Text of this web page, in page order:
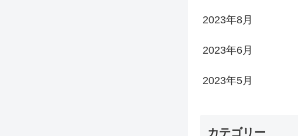
2023年8月
2023年6月
2023年5月
カテゴリー